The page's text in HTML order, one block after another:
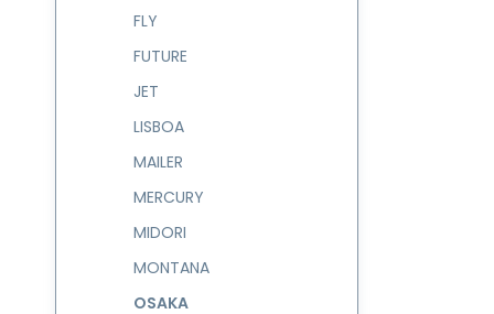
FLY
FUTURE
JET
LISBOA
MAILER
MERCURY
MIDORI
MONTANA
OSAKA